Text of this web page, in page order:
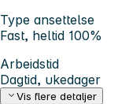
Type ansettelse
Fast, heltid 100%
Arbeidstid
Dagtid, ukedager
Vis flere detaljer